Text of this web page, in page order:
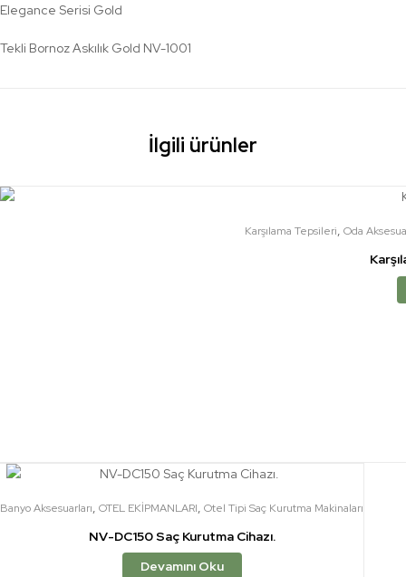
Elegance Serisi Gold
Tekli Bornoz Askılık Gold NV-1001
İlgili ürünler
Karşılama Tepsileri, Oda
Banyo Aksesuarları OTEL EKİPMANLARI Otel Tipi Saç Kurutma Makinaları
NV-DC150 Saç Kurutma Cihazı.
Devamını Oku